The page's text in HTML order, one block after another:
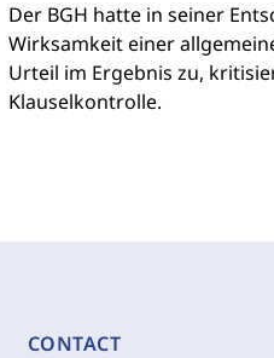
Der BGH hatte in seiner
Wirksamkeit einer
Urteil im Ergebnis zu,
Klauselkontrolle.
CONTACT